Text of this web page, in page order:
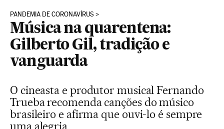
PANDEMIA DE CORONAVÍRUS
Música na quarentena:
Gilberto Gil, tradição e
vanguarda
O cineasta e produtor musical Fernando
Trueba recomenda canções do músico
brasileiro e afirma que ouvi-lo é sempre
uma alegria